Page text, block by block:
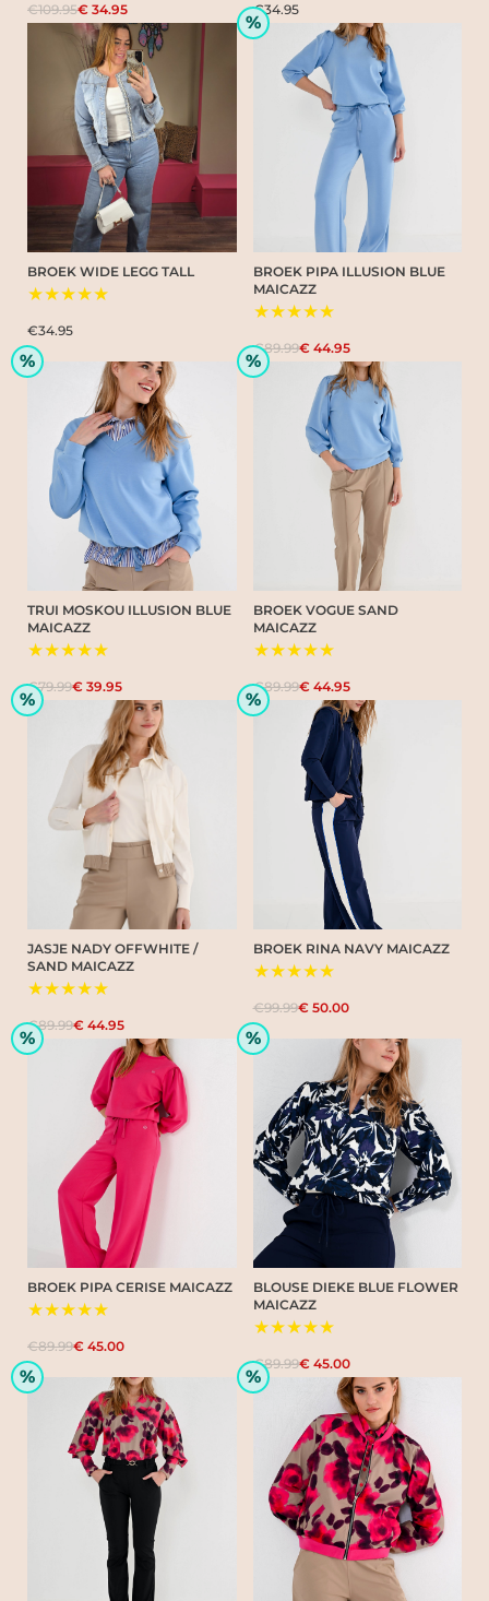
€109.95€ 34.95 €34.95
BROEK WIDE LEGG TALL
★★★★★
€34.95
%
BROEK PIPA ILLUSION BLUE
MAICAZZ
★★★★★
€89.99€ 44.95
%
TRUI MOSKOU ILLUSION BLUE
MAICAZZ
★★★★★
€79.99€ 39.95
%
BROEK VOGUE SAND
MAICAZZ
★★★★★
€89.99€ 44.95
%
JASJE NADY OFFWHITE /
SAND MAICAZZ
★★★★★
€89.99€ 44.95
%
BROEK RINA NAVY MAICAZZ
★★★★★
€99.99€ 50.00
%
BROEK PIPA CERISE MAICAZZ
★★★★★
€89.99€ 45.00
%
BLOUSE DIEKE BLUE FLOWER
MAICAZZ
★★★★★
€89.99€ 45.00
% %